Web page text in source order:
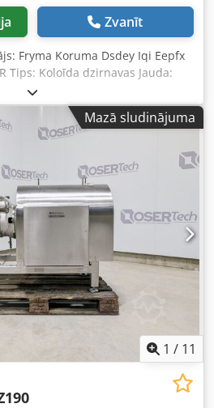
Zvanīt
Fryma Koruma Dsdey Iqi Eepfx
Tips: Koloīda dzirnavas Jauda:
(pēc ražotāja datiem): 700–
izmērs: 100–500 µm
Mazā sludinājuma
1 / 11